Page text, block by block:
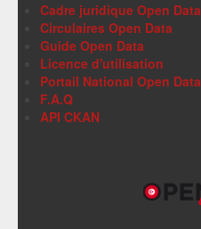
Cadre juridique Open Data
Circulaires Open Data
Guide Open Data
Licence d'utilisation
Portail National Open Data
F.A.Q
API CKAN